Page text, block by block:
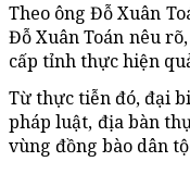
Theo ông Đỗ Xuân
Đỗ Xuân Toán nêu
cấp tỉnh thực hiện
Từ thực tiễn đó, đại
pháp luật, địa bàn
vùng đồng bào dân